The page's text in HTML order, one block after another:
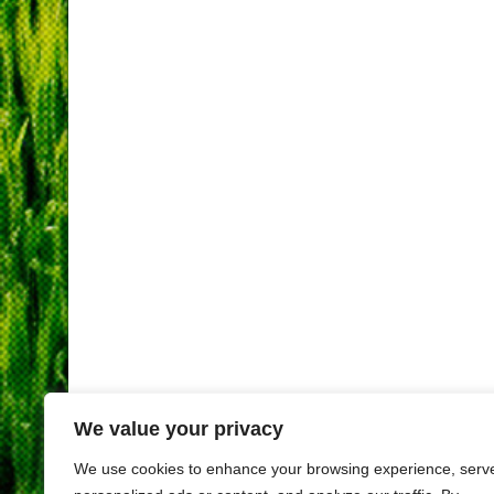
We value your privacy
We use cookies to enhance your browsing experience,